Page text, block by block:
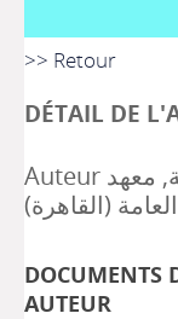
>> Retour
DÉTAIL DE
Auteur المنظمة العربية للتنمية الإدارية, معهد
العامة (القاهرة)
DOCUMENTS
AUTEUR